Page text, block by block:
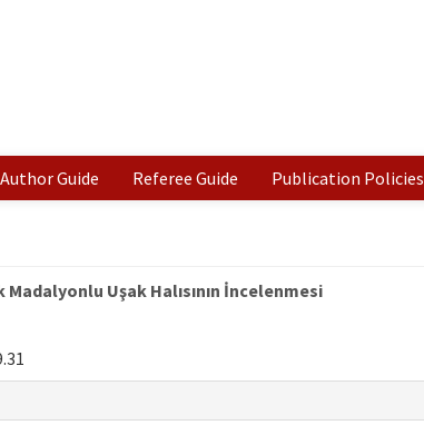
Author Guide Referee Guide Publication Policies
Uşak Halısının İncelenmesi